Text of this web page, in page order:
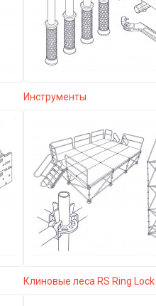
Инструменты
Клиновые леса RS Ring Lock